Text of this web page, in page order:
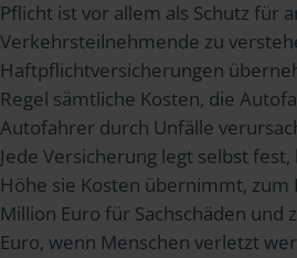
Pflicht ist vor allem als Schutz für
Verkehrsteilnehmende zu
Haftpflichtversicherungen
Regel sämtliche Kosten, die
Autofahrer durch Unfälle
Jede Versicherung legt selbst
Höhe sie Kosten übernimmt, zum
Million Euro für Sachschäden und
Euro, wenn Menschen verletzt